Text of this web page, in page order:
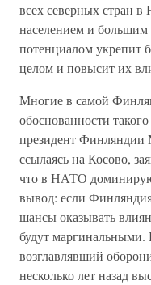
всех северных стран
населением и
потенциалом укрепит
целом и повысит их
Многие в самой
обоснованности
президент Финляндии
ссылаясь на Косово,
что в НАТО
вывод: если
шансы оказывать
будут маргинальными.
возглавлявший
несколько лет назад